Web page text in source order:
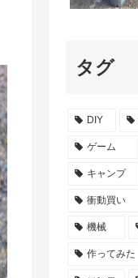
タグ
DIY
ゲーム
キャンプ
衝動買い
機械
作ってみた